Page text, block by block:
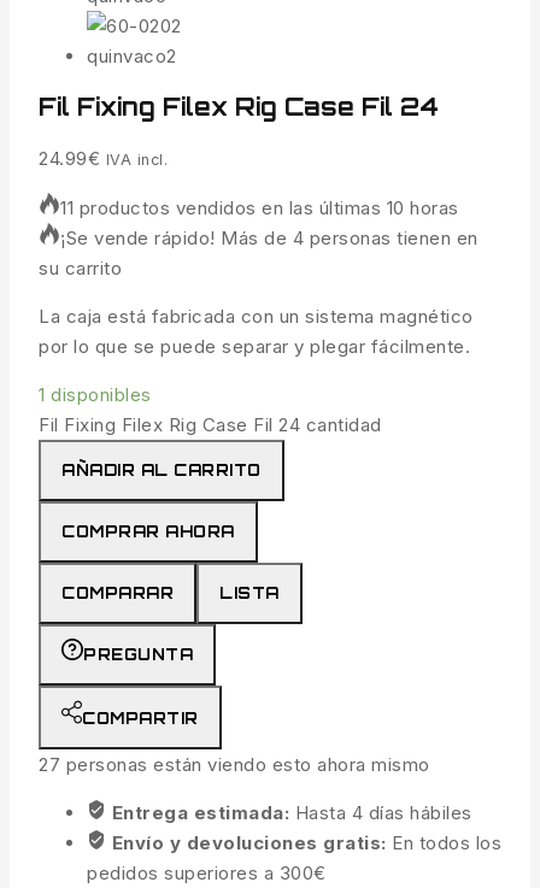
Fil Fixing Filex Rig Case Fil 24
24.99€ IVA incl.
11 productos vendidos en las últimas 10 horas
¡Se vende rápido! Más de 4 personas tienen en
su carrito
La caja está fabricada con un sistema magnético
por lo que se puede separar y plegar fácilmente.
1 disponibles
Fil Fixing Filex Rig Case Fil 24 cantidad
AÑADIR AL CARRITO
COMPRAR AHORA
COMPARAR LISTA
PREGUNTA
COMPARTIR
27 personas están viendo esto ahora mismo
Entrega estimada: Hasta 4 días hábiles
Envío y devoluciones gratis: En todos los
pedidos superiores a 300€